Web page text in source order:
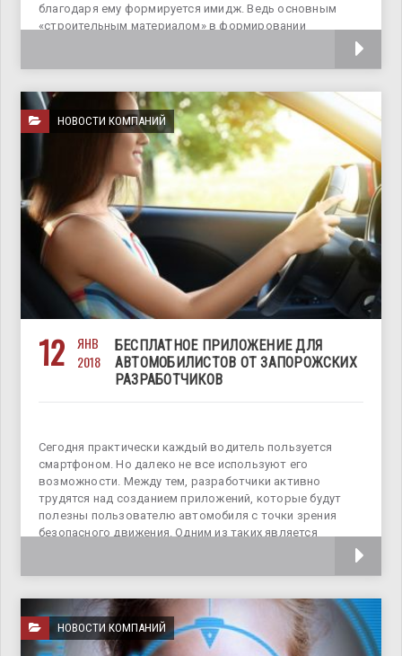
благодаря ему формируется имидж. Ведь основным
«строительным материалом» в формировании
НОВОСТИ КОМПАНИЙ
12
ЯНВ
2018
БЕСПЛАТНОЕ ПРИЛОЖЕНИЕ ДЛЯ
АВТОМОБИЛИСТОВ ОТ ЗАПОРОЖСКИХ
РАЗРАБОТЧИКОВ
Сегодня практически каждый водитель пользуется
смартфоном. Но далеко не все используют его
возможности. Между тем, разработчики активно
трудятся над созданием приложений, которые будут
полезны пользователю автомобиля с точки зрения
безопасного движения. Одним из таких является
НОВОСТИ КОМПАНИЙ